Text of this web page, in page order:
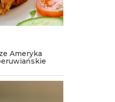
Ameryka